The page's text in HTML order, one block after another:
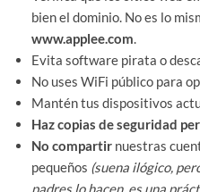
bien el dominio. No es lo
www.applee.com.
Evita software pirata o
No uses WiFi público para
Mantén tus dispositivos
Haz copias de seguridad
No compartir nuestras
pequeños (suena ilógico,
padres lo hacen, es una